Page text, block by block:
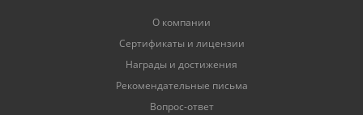
О компании
Сертификаты и лицензии
Награды и достижения
Рекомендательные письма
Вопрос-ответ